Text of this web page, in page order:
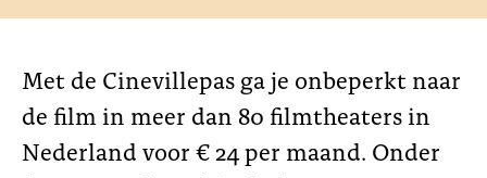
Met de Cinevillepas ga je onbeperkt naar
de film in meer dan 80 filmtheaters in
Nederland voor € 24 per maand. Onder